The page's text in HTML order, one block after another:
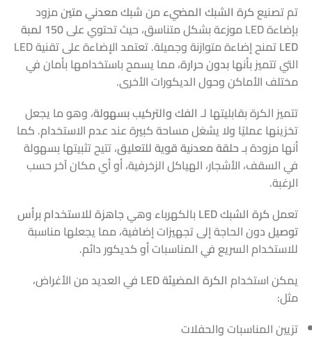
تم تصنيعكرة الشبك المضيءمنشبك معدني متينمزود
بإضاءة LED موزعة بشكل متناسق، حيث تحتوي على
150 لمبة
LED
تمنح إضاءة متوازنة وجميلة. تعتمد الإضاءة على تقنية LED
التي تتميز بأنهابدون حرارة، مما يسمح باستخدامها بأمان في
مختلف الأماكن وحول الديكورات الأخرى.
تتميز الكرة بقابليتها لـالفك والتركيب بسهولة، وهو ما يجعل
تخزينها عمليًا ولا يشغل مساحة كبيرة عند عدم الاستخدام. كما
أنها مزودة بـحلقة معدنية قوية للتعليق، تتيح تثبيتها بسهولة
في السقف، الأشجار، الهياكل الزخرفية، أو أي مكان آخر حسب
الرغبة.
تعملكرة الشبك LED بالكهرباء وهيجاهزة للاستخدام برأس
توصيلدون الحاجة إلى تجهيزات إضافية، مما يجعلها مناسبة
للاستخدام السريع في المناسبات أو كديكور دائم.
يمكن استخدام الكرة المضيئة LED
في العديد من الأغراض،
مثل:
تزيين المناسبات والحفلات